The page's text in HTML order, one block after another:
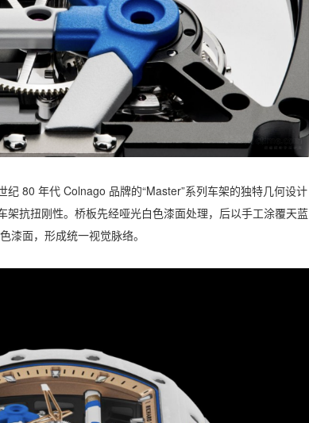
80 年代 Colnago 品牌的“Master”系列车架的独特几何设计
抗扭刚性。桥板先经哑光白色漆面处理，后以手工涂覆天蓝
漆面，形成统一视觉脉络。